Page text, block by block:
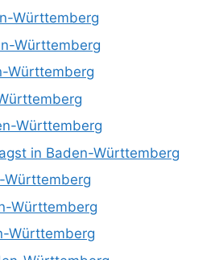
Württemberg
Württemberg
Württemberg
Württemberg
in Baden-Württemberg
Württemberg
Württemberg
Württemberg